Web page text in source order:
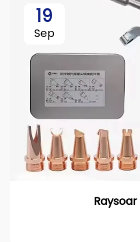
19
Sep